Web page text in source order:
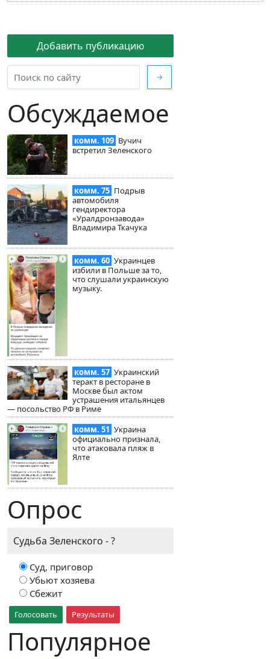
Добавить публикацию
→
Обсуждаемое
комм. 109 Вучич
встретил Зеленского
комм. 75 Подрыв
автомобиля
гендиректора
«Уралдронзавода»
Владимира Ткачука
комм. 60 Украинцев
избили в Польше за то,
что слушали украинскую
музыку.
комм. 57 Украинский
теракт в ресторане в
Москве был актом
устрашения итальянцев
— посольство РФ в Риме
комм. 51 Украина
официально признала,
что атаковала пляж в
Ялте
Опрос
Судьба Зеленского - ?
Суд, приговор
Убьют хозяева
Сбежит
Голосовать Результаты
Популярное